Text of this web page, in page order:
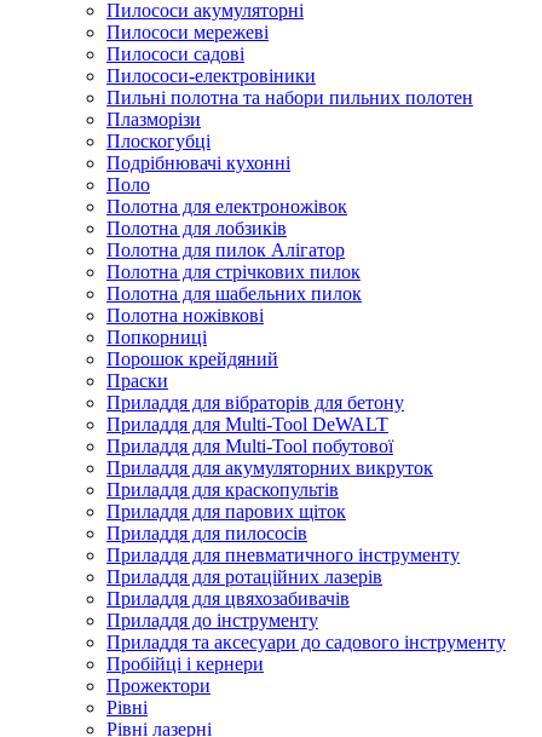
Пилососи акумуляторні
Пилососи мережеві
Пилососи садові
Пилососи-електровіники
Пильні полотна та набори пильних полотен
Плазморізи
Плоскогубці
Подрібнювачі кухонні
Поло
Полотна для електроножівок
Полотна для лобзиків
Полотна для пилок Алігатор
Полотна для стрічкових пилок
Полотна для шабельних пилок
Полотна ножівкові
Попкорниці
Порошок крейдяний
Праски
Приладдя для вібраторів для бетону
Приладдя для Multi-Tool DeWALT
Приладдя для Multi-Tool побутової
Приладдя для акумуляторних викруток
Приладдя для краскопультів
Приладдя для парових щіток
Приладдя для пилососів
Приладдя для пневматичного інструменту
Приладдя для ротаційних лазерів
Приладдя для цвяхозабивачів
Приладдя до інструменту
Приладдя та аксесуари до садового інструменту
Пробійці і кернери
Прожектори
Рівні
Рівні лазерні